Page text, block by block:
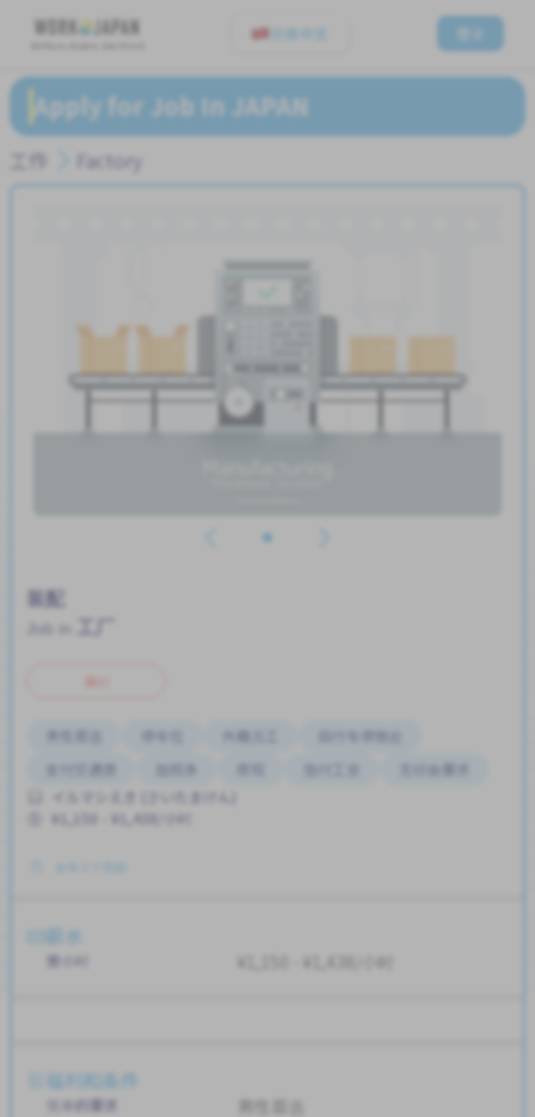
简体中文
Apply for Job In JAPAN
工作 Factory
兼职
男性首选 停车位 外籍员工
自行车停放处
支付交通费
加班多 预付工资
无经验要求
イルマシえき (さいたまけん)
¥1,150 - ¥1,438/小时
薪水
按小时 ¥1,150 - ¥1,438/小时
福利和条件
简单的要求